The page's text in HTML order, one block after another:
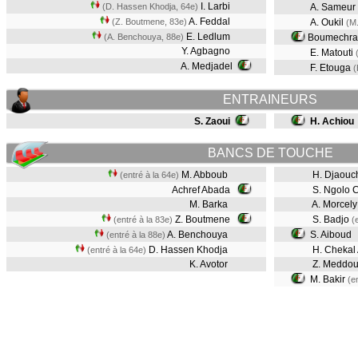
(D. Hassen Khodja, 64e) I. Larbi
(Z. Boutmene, 83e) A. Feddal
(A. Benchouya, 88e) E. Ledlum
Y. Agbagno
A. Medjadel
A. Sameur
A. Oukil
Boumechra
E. Matouti
F. Etouga
ENTRAINEURS
S. Zaoui H. Achiou
BANCS DE TOUCHE
(entré à la 64e) M. Abboub
Achref Abada
M. Barka
(entré à la 83e) Z. Boutmene
(entré à la 88e) A. Benchouya
(entré à la 64e) D. Hassen Khodja
K. Avotor
H.
S. Ngolo
A. Morcely
S. Badjo
S. Aiboud
H. Chekal
Z.
M. Bakir